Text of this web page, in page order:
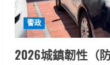
警政
2026城鎮韌性（